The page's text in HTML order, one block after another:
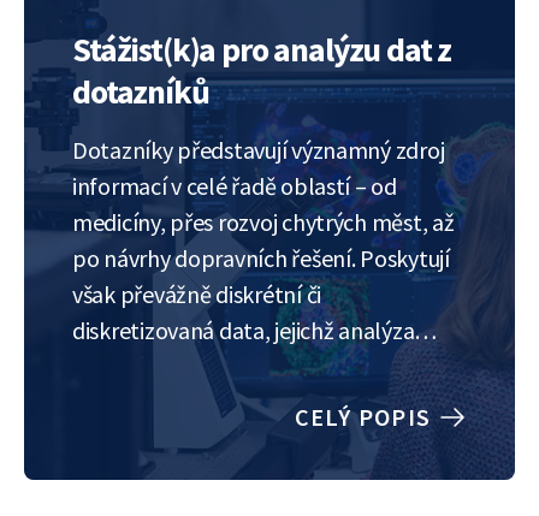
Stážist(k)a pro analýzu dat z
dotazníků
Dotazníky představují významný zdroj
informací v celé řadě oblastí – od
medicíny, přes rozvoj chytrých měst, až
po návrhy dopravních řešení. Poskytují
však převážně diskrétní či
diskretizovaná data, jejichž analýza
může být složitá. Tradiční kategorické
modely často selhávají při práci s více
proměnnými a jejich hodnotami,
protože dimenze modelu roste
CELÝ POPIS